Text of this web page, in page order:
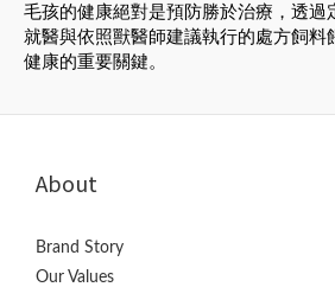
毛孩的健康絕對是預防勝於治療，透過
就醫與依照獸醫師建議執行的處方飼料
健康的重要關鍵。
About
Brand Story
Our Values